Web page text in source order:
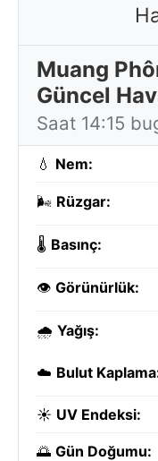
Muang
Güncel
Saat 14:15
💧 Nem:
🌬️ Rüzgar:
🌡️ Basınç:
👁️ Görünürlük:
🌧️ Yağış:
☁️ Bulut
☀️ UV Endeksi:
🌅 Gün Doğumu: